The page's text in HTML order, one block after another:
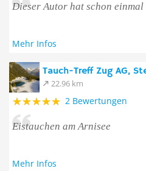
Dieser Autor hat schon einmal
Mehr Infos
Tauch-Treff Zug AG,
22.96 km
2 Bewertungen
Eistauchen am Arnisee
Mehr Infos